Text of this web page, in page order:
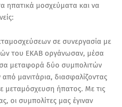
ηπατικά μοσχεύματα και να
σε συνεργασία με
του ΕΚΑΒ οργάνωσαν, μέσα
μεταφορά δύο συμπολιτών
μανιτάρια, διασφαλίζοντας
μεταμόσχευση ήπατος. Με τις
οι συμπολίτες μας έγιναν